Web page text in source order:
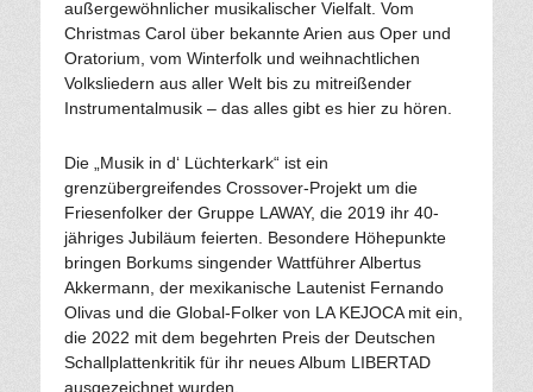
außergewöhnlicher musikalischer Vielfalt. Vom
Christmas Carol über bekannte Arien aus Oper und
Oratorium, vom Winterfolk und weihnachtlichen
Volksliedern aus aller Welt bis zu mitreißender
Instrumentalmusik – das alles gibt es hier zu hören.
Die „Musik in d‘ Lüchterkark“ ist ein
grenzübergreifendes Crossover-Projekt um die
Friesenfolker der Gruppe LAWAY, die 2019 ihr 40-
jähriges Jubiläum feierten. Besondere Höhepunkte
bringen Borkums singender Wattführer Albertus
Akkermann, der mexikanische Lautenist Fernando
Olivas und die Global-Folker von LA KEJOCA mit ein,
die 2022 mit dem begehrten Preis der Deutschen
Schallplattenkritik für ihr neues Album LIBERTAD
ausgezeichnet wurden.